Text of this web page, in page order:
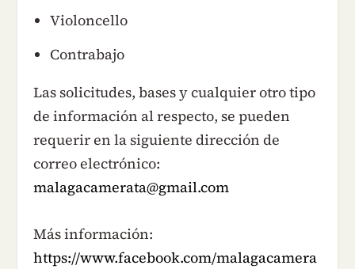
Violoncello
Contrabajo
Las solicitudes, bases y cualquier otro tipo
de información al respecto, se pueden
requerir en la siguiente dirección de
correo electrónico:
malagacamerata@gmail.com
Más información:
https://www.facebook.com/malagacamera